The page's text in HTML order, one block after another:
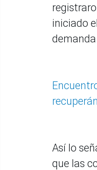
iniciado
Así lo
que las